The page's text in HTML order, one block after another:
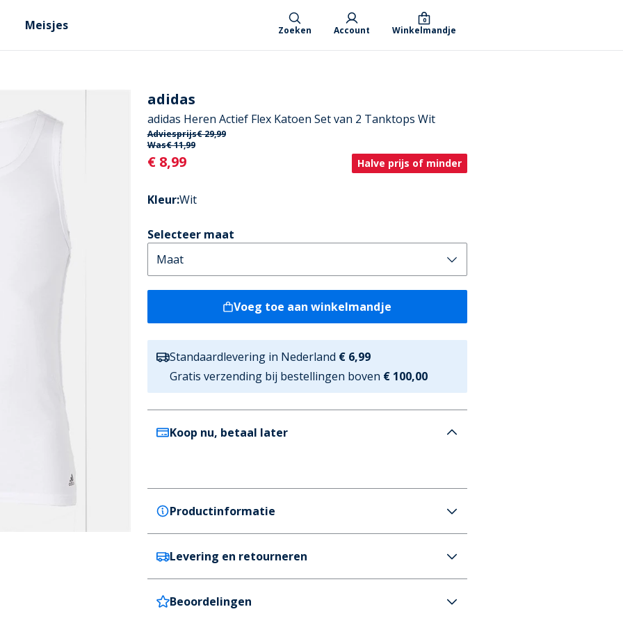
Meisjes Zoeken Account Winkelmandje
0
adidas
adidas Heren Actief Flex Katoen Set van 2 Tanktops Wit
Adviesprijs€ 29,99
Was€ 11,99
Current
€ 8,99 Halve prijs of minder
Kleur:Wit
Selecteer maat
Voeg toe aan winkelmandje
Standaardlevering in Nederland € 6,99
Gratis verzending bij bestellingen boven € 100,00
Koop nu, betaal later
Productinformatie
adidas
adidas Heren Actief Flex Katoen Set van 2 Tanktops Wit
Kleur
Wit
Levering en retourneren
Nederland
€6,99 (GRATIS vanaf €100)
Beoordelingen